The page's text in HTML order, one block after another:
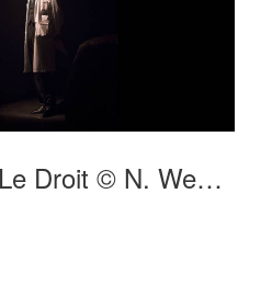
Nul N'a Le Droit © N. Wenger